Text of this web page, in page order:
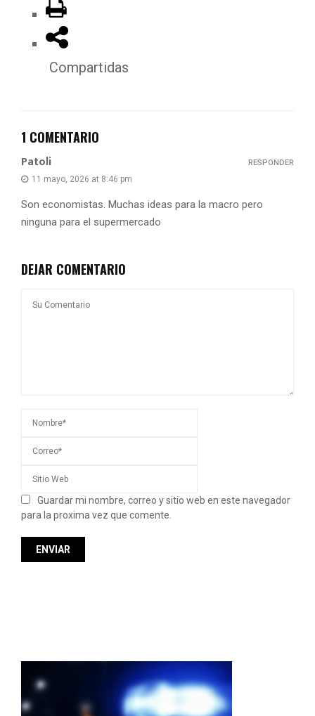
Compartidas
1 COMENTARIO
Patoli
11 mayo, 2026 at 8:46 pm
Son economistas. Muchas ideas para la macro pero
ninguna para el supermercado
RESPONDER
DEJAR COMENTARIO
Guardar mi nombre, correo y sitio web en este navegador
para la proxima vez que comente.